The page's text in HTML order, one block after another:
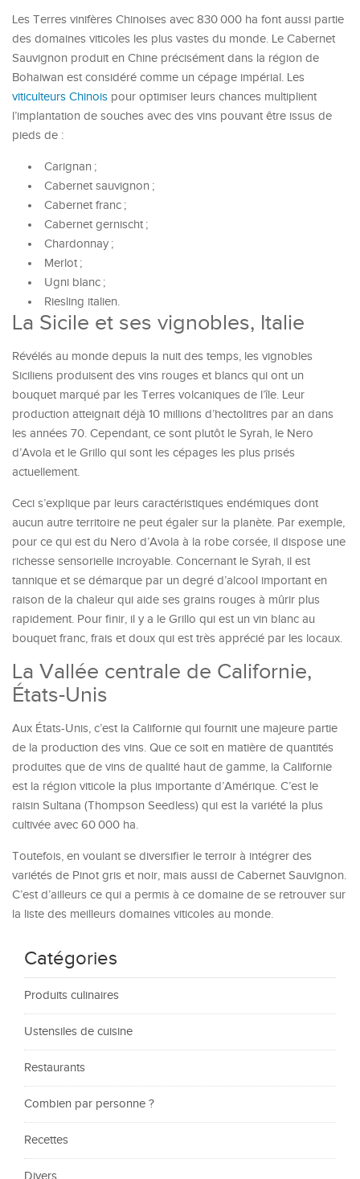
Les Terres vinifères Chinoises avec 830 000 ha font aussi partie
des domaines viticoles les plus vastes du monde. Le Cabernet
Sauvignon produit en Chine précisément dans la région de
Bohaiwan est considéré comme un cépage impérial. Les
viticulteurs Chinois pour optimiser leurs chances multiplient
l’implantation de souches avec des vins pouvant être issus de
pieds de :
Carignan ;
Cabernet sauvignon ;
Cabernet franc ;
Cabernet gernischt ;
Chardonnay ;
Merlot ;
Ugni blanc ;
Riesling italien.
La Sicile et ses vignobles, Italie
Révélés au monde depuis la nuit des temps, les vignobles
Siciliens produisent des vins rouges et blancs qui ont un
bouquet marqué par les Terres volcaniques de l’île. Leur
production atteignait déjà 10 millions d’hectolitres par an dans
les années 70. Cependant, ce sont plutôt le Syrah, le Nero
d’Avola et le Grillo qui sont les cépages les plus prisés
actuellement.
Ceci s’explique par leurs caractéristiques endémiques dont
aucun autre territoire ne peut égaler sur la planète. Par exemple,
pour ce qui est du Nero d’Avola à la robe corsée, il dispose une
richesse sensorielle incroyable. Concernant le Syrah, il est
tannique et se démarque par un degré d’alcool important en
raison de la chaleur qui aide ses grains rouges à mûrir plus
rapidement. Pour finir, il y a le Grillo qui est un vin blanc au
bouquet franc, frais et doux qui est très apprécié par les locaux.
La Vallée centrale de Californie,
États-Unis
Aux États-Unis, c’est la Californie qui fournit une majeure partie
de la production des vins. Que ce soit en matière de quantités
produites que de vins de qualité haut de gamme, la Californie
est la région viticole la plus importante d’Amérique. C’est le
raisin Sultana (Thompson Seedless) qui est la variété la plus
cultivée avec 60 000 ha.
Toutefois, en voulant se diversifier le terroir à intégrer des
variétés de Pinot gris et noir, mais aussi de Cabernet Sauvignon.
C’est d’ailleurs ce qui a permis à ce domaine de se retrouver sur
la liste des meilleurs domaines viticoles au monde.
Catégories
Produits culinaires
Ustensiles de cuisine
Restaurants
Combien par personne ?
Recettes
Divers